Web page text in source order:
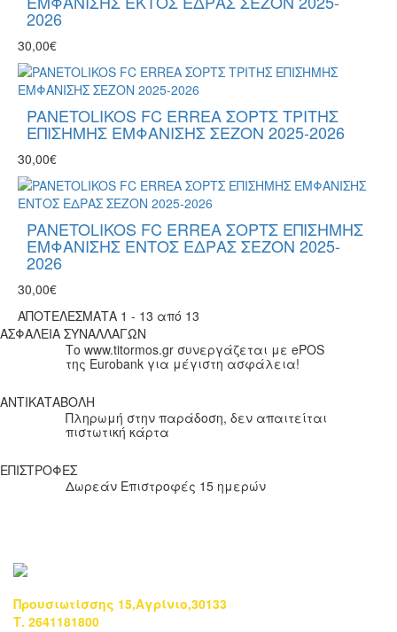
2026
30,00€
PANETOLIKOS FC ERREA ΣΟΡΤΣ ΤΡΙΤΗΣ
ΕΠΙΣΗΜΗΣ ΕΜΦΑΝΙΣΗΣ ΣΕΖΟΝ 2025-2026
30,00€
PANETOLIKOS FC ERREA ΣΟΡΤΣ ΕΠΙΣΗΜΗΣ
ΕΜΦΑΝΙΣΗΣ ΕΝΤΟΣ ΕΔΡΑΣ ΣΕΖΟΝ 2025-
2026
30,00€
ΑΠΟΤΕΛΕΣΜΑΤΑ 1 - 13 από 13
ΑΣΦΑΛΕΙΑ ΣΥΝΑΛΛΑΓΩΝ
Το www.titormos.gr συνεργάζεται με ePOS
της Eurobank για μέγιστη ασφάλεια!
ΑΝΤΙΚΑΤΑΒΟΛΗ
Πληρωμή στην παράδοση, δεν απαιτείται
πιστωτική κάρτα
ΕΠΙΣΤΡΟΦΕΣ
Δωρεάν Επιστροφές 15 ημερών
Προυσιωτίσσης 15,Αγρίνιο,30133
Τ. 2641181800